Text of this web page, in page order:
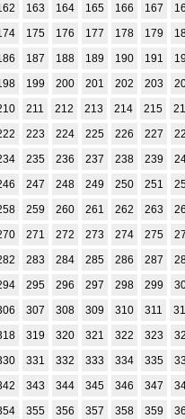
163 164 165 166 167
175 176 177 178 179
187 188 189 190 191
199 200 201 202 203
211 212 213 214 215
223 224 225 226 227
235 236 237 238 239
247 248 249 250 251
259 260 261 262 263
271 272 273 274 275
283 284 285 286 287
295 296 297 298 299
307 308 309 310 311
319 320 321 322 323
331 332 333 334 335
343 344 345 346 347
355 356 357 358 359